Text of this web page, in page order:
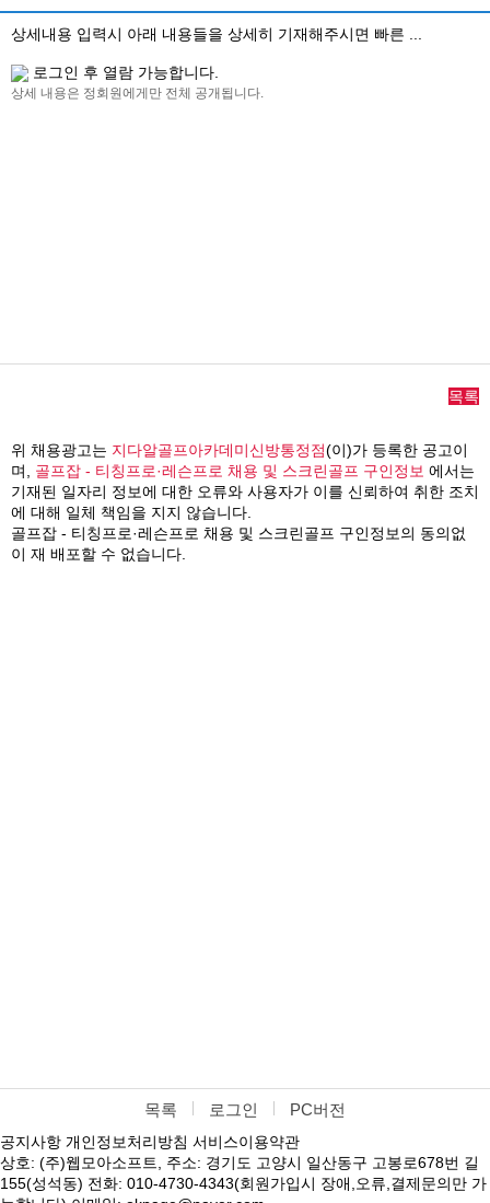
상세내용 입력시 아래 내용들을 상세히 기재해주시면 빠른 ...
로그인 후 열람 가능합니다.
상세 내용은 정회원에게만 전체 공개됩니다.
목록
위 채용광고는 지다알골프아카데미신방통정점(이)가 등록한 공고이
며, 골프잡 - 티칭프로·레슨프로 채용 및 스크린골프 구인정보 에서는
기재된 일자리 정보에 대한 오류와 사용자가 이를 신뢰하여 취한 조치
에 대해 일체 책임을 지지 않습니다.
골프잡 - 티칭프로·레슨프로 채용 및 스크린골프 구인정보의 동의없
이 재 배포할 수 없습니다.
목록 로그인 PC버전
공지사항 개인정보처리방침 서비스이용약관
상호: (주)웹모아소프트, 주소: 경기도 고양시 일산동구 고봉로678번 길
155(성석동) 전화: 010-4730-4343(회원가입시 장애,오류,결제문의만 가